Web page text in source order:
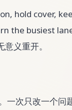
hold cover,
the busiest
义重开。
一次只改一个问